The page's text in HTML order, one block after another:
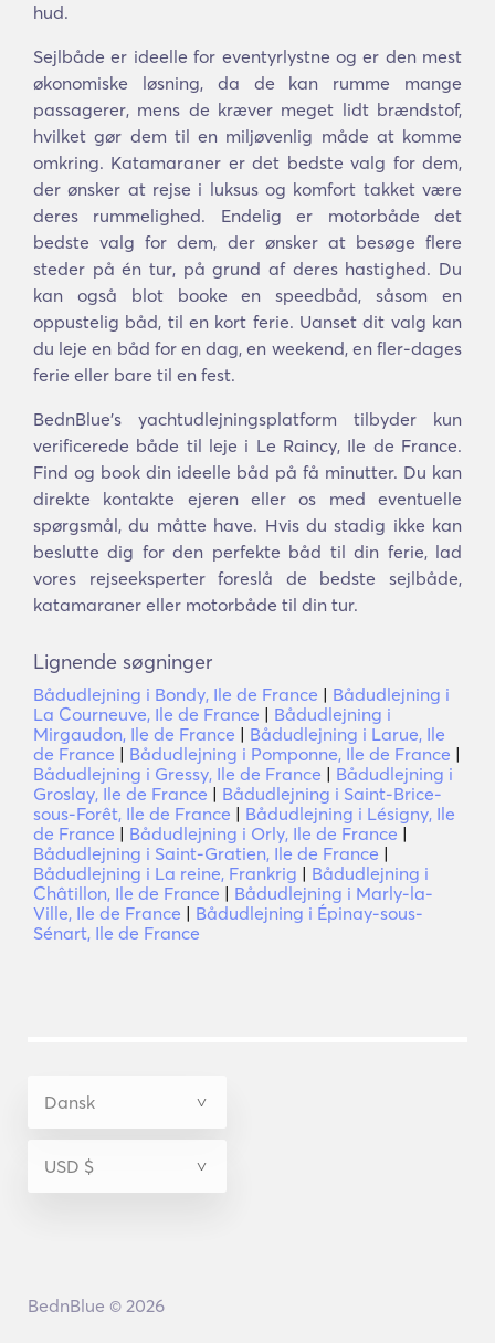
hud.
Sejlbåde er ideelle for eventyrlystne og er den mest
økonomiske løsning, da de kan rumme mange
passagerer, mens de kræver meget lidt brændstof,
hvilket gør dem til en miljøvenlig måde at komme
omkring. Katamaraner er det bedste valg for dem,
der ønsker at rejse i luksus og komfort takket være
deres rummelighed. Endelig er motorbåde det
bedste valg for dem, der ønsker at besøge flere
steder på én tur, på grund af deres hastighed. Du
kan også blot booke en speedbåd, såsom en
oppustelig båd, til en kort ferie. Uanset dit valg kan
du leje en båd for en dag, en weekend, en fler-dages
ferie eller bare til en fest.
BednBlue's yachtudlejningsplatform tilbyder kun
verificerede både til leje i Le Raincy, Ile de France.
Find og book din ideelle båd på få minutter. Du kan
direkte kontakte ejeren eller os med eventuelle
spørgsmål, du måtte have. Hvis du stadig ikke kan
beslutte dig for den perfekte båd til din ferie, lad
vores rejseeksperter foreslå de bedste sejlbåde,
katamaraner eller motorbåde til din tur.
Lignende søgninger
Bådudlejning i Bondy, Ile de France | Bådudlejning i
La Courneuve, Ile de France | Bådudlejning i
Mirgaudon, Ile de France | Bådudlejning i Larue, Ile
de France | Bådudlejning i Pomponne, Ile de France |
Bådudlejning i Gressy, Ile de France | Bådudlejning i
Groslay, Ile de France | Bådudlejning i Saint-Brice-
sous-Forêt, Ile de France | Bådudlejning i Lésigny, Ile
de France | Bådudlejning i Orly, Ile de France |
Bådudlejning i Saint-Gratien, Ile de France |
Bådudlejning i La reine, Frankrig | Bådudlejning i
Châtillon, Ile de France | Bådudlejning i Marly-la-
Ville, Ile de France | Bådudlejning i Épinay-sous-
Sénart, Ile de France
BednBlue © 2026